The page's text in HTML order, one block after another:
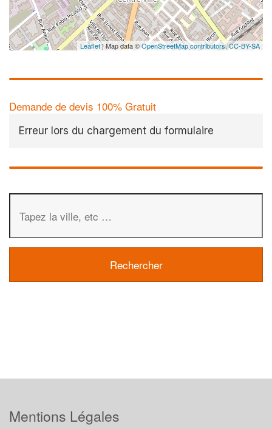
Leaflet| Map data ©OpenStreetMap contributors,CC-BY-SA
Demande de devis 100% Gratuit
Erreur lors du chargement du formulaire
Mentions Légales